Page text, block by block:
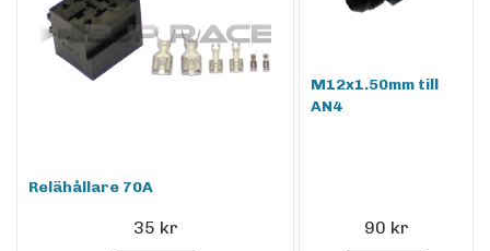
Relähållare 70A
35 kr
M12x1.50mm till
AN4
90 kr